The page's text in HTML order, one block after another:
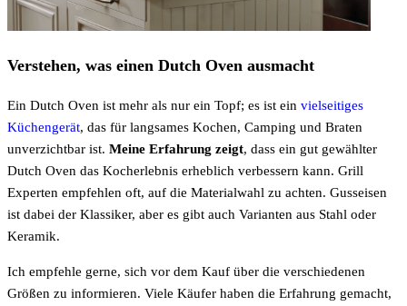
Verstehen, was einen Dutch Oven ausmacht
Ein Dutch Oven ist mehr als nur ein Topf; es ist ein vielseitiges
Küchengerät, das für langsames Kochen, Camping und Braten
unverzichtbar ist. Meine Erfahrung zeigt, dass ein gut gewählter
Dutch Oven das Kocherlebnis erheblich verbessern kann. Grill
Experten empfehlen oft, auf die Materialwahl zu achten. Gusseisen
ist dabei der Klassiker, aber es gibt auch Varianten aus Stahl oder
Keramik.
Ich empfehle gerne, sich vor dem Kauf über die verschiedenen
Größen zu informieren. Viele Käufer haben die Erfahrung gemacht,